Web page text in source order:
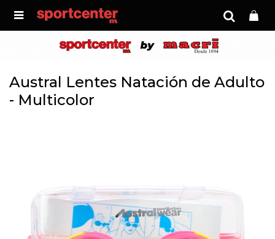

Austral Lentes Natación de Adulto
- Multicolor